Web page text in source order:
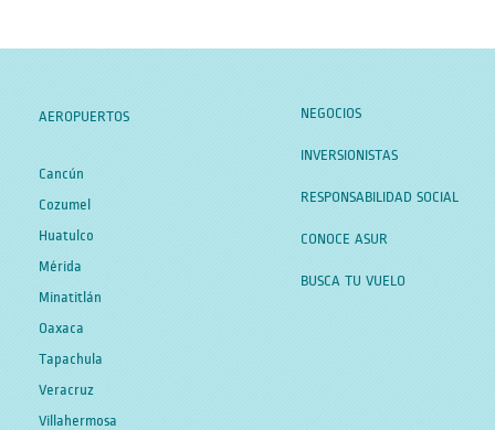
AEROPUERTOS
Cancún
Cozumel
Huatulco
Mérida
Minatitlán
Oaxaca
Tapachula
Veracruz
Villahermosa
NEGOCIOS
INVERSIONISTAS
RESPONSABILIDAD SOCIAL
CONOCE ASUR
BUSCA TU VUELO